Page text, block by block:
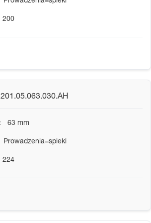
200
201.05.063.030.AH
63 mm
Prowadzenia=spieki
224